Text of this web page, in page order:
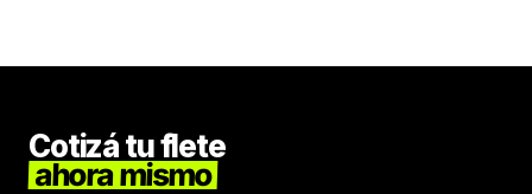
Cotizá tu flete
ahora mismo